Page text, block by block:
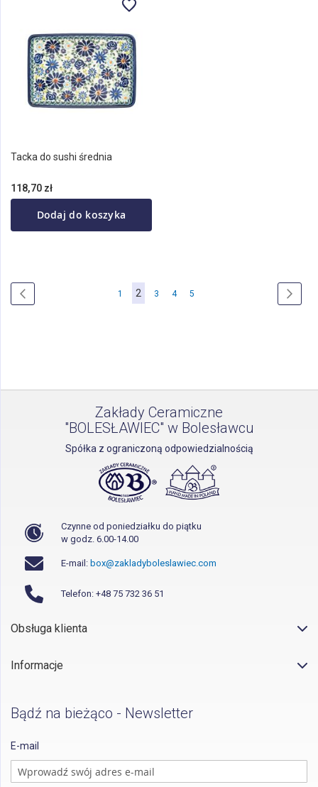
Tacka do sushi średnia
118,70 zł
Dodaj do koszyka
Strona
Strona
1
Aktualnie
2 Strona
3 Strona
4 Strona
5
Zakłady Ceramiczne
"BOLESŁAWIEC" w Bolesławcu
Spółka z ograniczoną odpowiedzialnością
Czynne od poniedziałku do piątku
w godz. 6.00-14.00
E-mail: box@zakladyboleslawiec.com
Telefon: +48 75 732 36 51
Obsługa klienta
Informacje
Bądź na bieżąco - Newsletter
E-mail